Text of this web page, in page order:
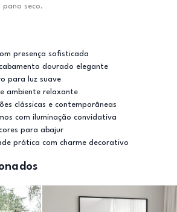
pano seco.
presença sofisticada
dourado elegante
para luz suave
ambiente relaxante
clássicas e contemporâneas
com iluminação convidativa
para abajur
prática com charme decorativo